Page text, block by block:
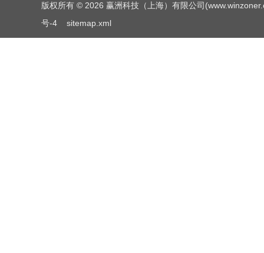
版权所有 © 2026 赢洲科技（上海）有限公司
号-4
sitemap.xml